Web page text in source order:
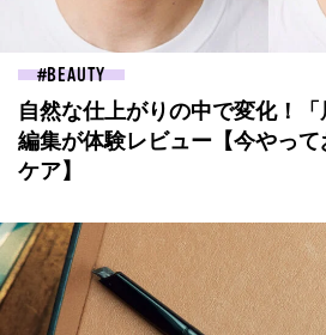
BEAUTY
自然な仕上がりの中で変化！
編集が体験レビュー【今やっ
ケア】